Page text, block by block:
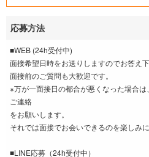
応募方法
■WEB (24h受付中)
面接希望日時をお送りしますのでお答え下
面接前のご質問も大歓迎です。
※万が一面接日の都合が悪くなった場合
ご連絡
をお願いします。
それでは面接でお会いできるのを楽しみ
■LINE応募（24h受付中）